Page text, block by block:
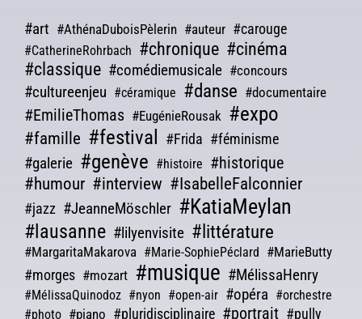
#art #AthénaDuboisPèlerin #auteur #carouge
#CatherineRohrbach #chronique #cinéma
#classique #comédiemusicale #concours
#cultureenjeu #céramique #danse #documentaire
#EmilieThomas #EugénieRousak #expo
#famille #festival #Frida #féminisme
#galerie #genève #histoire #historique
#humour #interview #IsabelleFalconnier
#jazz #JeanneMöschler #KatiaMeylan
#lausanne #lilyenvisite #littérature
#MargaritaMakarova #Marie-SophiePéclard #MarieButty
#morges #mozart #musique #MélissaHenry
#MélissaQuinodoz #nyon #open-air #opéra #orchestre
#photo #piano #pluridisciplinaire #portrait #pully